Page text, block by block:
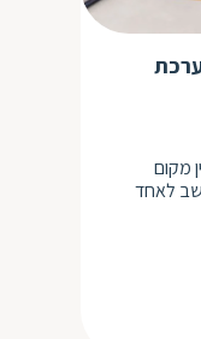
מקום
לאחד